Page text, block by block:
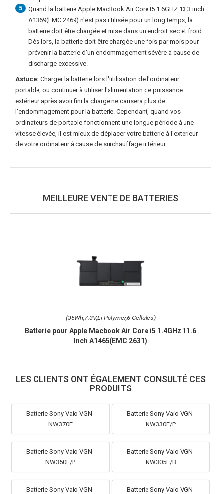
5 Quand la batterie Apple MacBook Air Core I5 1.6GHZ 13.3 inch
A1369(EMC 2469) n'est pas utilisée pour un long temps, la
batterie doit être chargée et mise dans un endroit sec et froid.
Dès lors, la batterie doit être chargée une fois par mois pour
prévenir la batterie d'un endommagement sévère à cause de
discharge excessive.
Astuce: Charger la batterie lors l'utilisation de l'ordinateur
portable, ou continuer à utiliser l'alimentation de puissance
extérieur après avoir fini la charge ne causera plus de
l'endommagement pour la batterie. Cependant, quand vos
ordinateurs de portable fonctionnent une longue période à une
vitesse élevée, il est mieux de déplacer votre batterie à l'extérieur
de votre ordinateur à cause de surchauffage intérieur.
MEILLEURE VENTE DE BATTERIES
(35Wh,7.3V,Li-Polymer,6 Cellules)
Batterie pour Apple Macbook Air Core i5 1.4GHz 11.6
Inch A1465(EMC 2631)
LES CLIENTS ONT ÉGALEMENT CONSULTÉ CES
PRODUITS
Batterie Sony Vaio VGN-
NW370F
Batterie Sony Vaio VGN-
NW330F/P
Batterie Sony Vaio VGN-
NW350F/P
Batterie Sony Vaio VGN-
NW305F/B
Batterie Sony Vaio VGN-
Batterie Sony Vaio VGN-